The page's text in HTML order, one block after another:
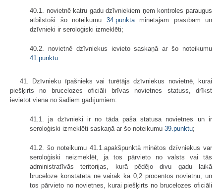
40.1. novietnē katru gadu dzīvniekiem ņem kontroles paraugus
atbilstoši šo noteikumu 34.punktāminētajām prasībām un
dzīvnieki ir seroloģiski izmeklēti;
40.2. novietnē dzīvniekus ievieto saskaņā ar šo noteikumu
41.punktu.
41. Dzīvnieku īpašnieks vai turētājs dzīvniekus novietnē, kurai
piešķirts no brucelozes oficiāli brīvas novietnes statuss, drīkst
ievietot vienā no šādiem gadījumiem:
41.1. ja dzīvnieki ir no tāda paša statusa novietnes un ir
seroloģiski izmeklēti saskaņā ar šo noteikumu 39.punktu;
41.2. šo noteikumu 41.1.apakšpunktā minētos dzīvniekus var
seroloģiski neizmeklēt, ja tos pārvieto no valsts vai tās
administratīvās teritorijas, kurā pēdējo divu gadu laikā
bruceloze konstatēta ne vairāk kā 0,2 procentos novietņu, un
tos pārvieto no novietnes, kurai piešķirts no brucelozes oficiāli